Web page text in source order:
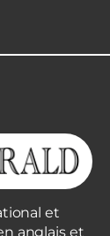
et
anglais et